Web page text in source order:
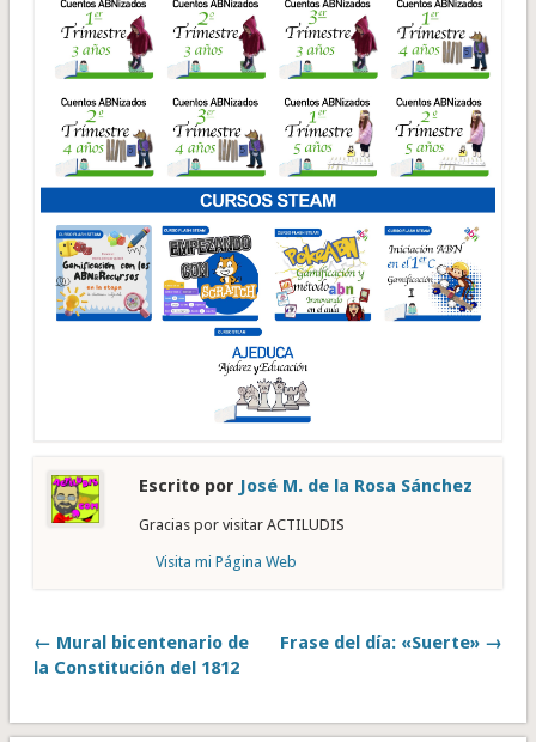
Escrito por José M. de la Rosa Sánchez
Gracias por visitar ACTILUDIS
Visita mi Página Web
← Mural bicentenario de
la Constitución del 1812
Frase del día: «Suerte» →